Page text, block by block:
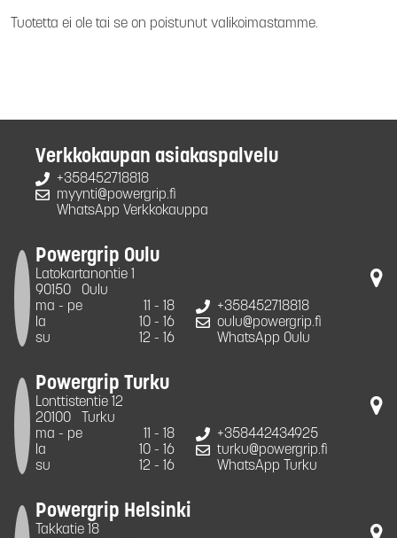
Tuotetta ei ole tai se on poistunut valikoimastamme.
Verkkokaupan asiakaspalvelu
+358452718818
myynti@powergrip.fi
WhatsApp Verkkokauppa
Powergrip Oulu
Latokartanontie 1
90150
Oulu
ma - pe
11 - 18
la
10 - 16
su
12 - 16
+358452718818
oulu@powergrip.fi
WhatsApp Oulu
Powergrip Turku
Lonttistentie 12
20100
Turku
ma - pe
11 - 18
la
10 - 16
su
12 - 16
+358442434925
turku@powergrip.fi
WhatsApp Turku
Powergrip Helsinki
Takkatie 18